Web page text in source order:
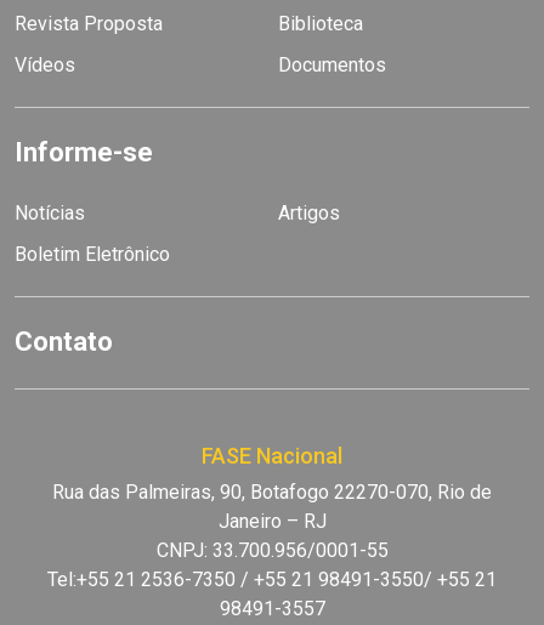
Revista Proposta
Biblioteca
Vídeos
Documentos
Informe-se
Notícias
Artigos
Boletim Eletrônico
Contato
FASE Nacional
Rua das Palmeiras, 90, Botafogo 22270-070, Rio de
Janeiro – RJ
CNPJ: 33.700.956/0001-55
Tel:+55 21 2536-7350 / +55 21 98491-3550/ +55 21
98491-3557